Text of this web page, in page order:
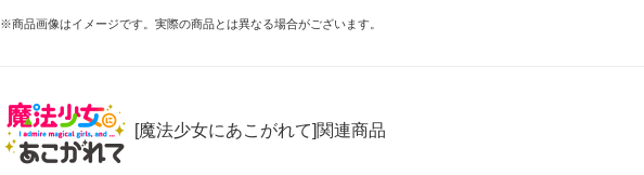
※商品画像はイメージです。実際の商品とは異なる場合がございます。
[魔法少女にあこがれて]関連商品